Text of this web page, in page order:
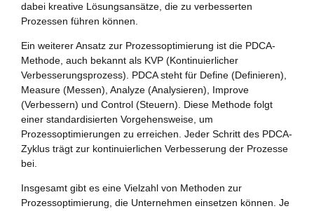
dabei kreative Lösungsansätze, die zu verbesserten
Prozessen führen können.
Ein weiterer Ansatz zur Prozessoptimierung ist die PDCA-
Methode, auch bekannt als KVP (Kontinuierlicher
Verbesserungsprozess). PDCA steht für Define (Definieren),
Measure (Messen), Analyze (Analysieren), Improve
(Verbessern) und Control (Steuern). Diese Methode folgt
einer standardisierten Vorgehensweise, um
Prozessoptimierungen zu erreichen. Jeder Schritt des PDCA-
Zyklus trägt zur kontinuierlichen Verbesserung der Prozesse
bei.
Insgesamt gibt es eine Vielzahl von Methoden zur
Prozessoptimierung, die Unternehmen einsetzen können. Je